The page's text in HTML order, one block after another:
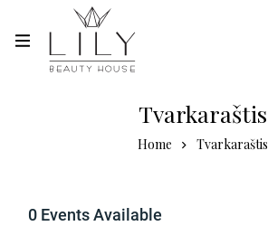
Tvarkaraštis
Home Tvarkaraštis
0 Events Available